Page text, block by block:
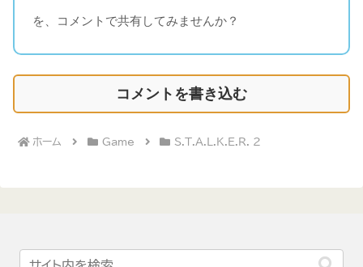
を、コメントで共有してみませんか？
コメントを書き込む
ホーム Game S.T.A.L.K.E.R. 2